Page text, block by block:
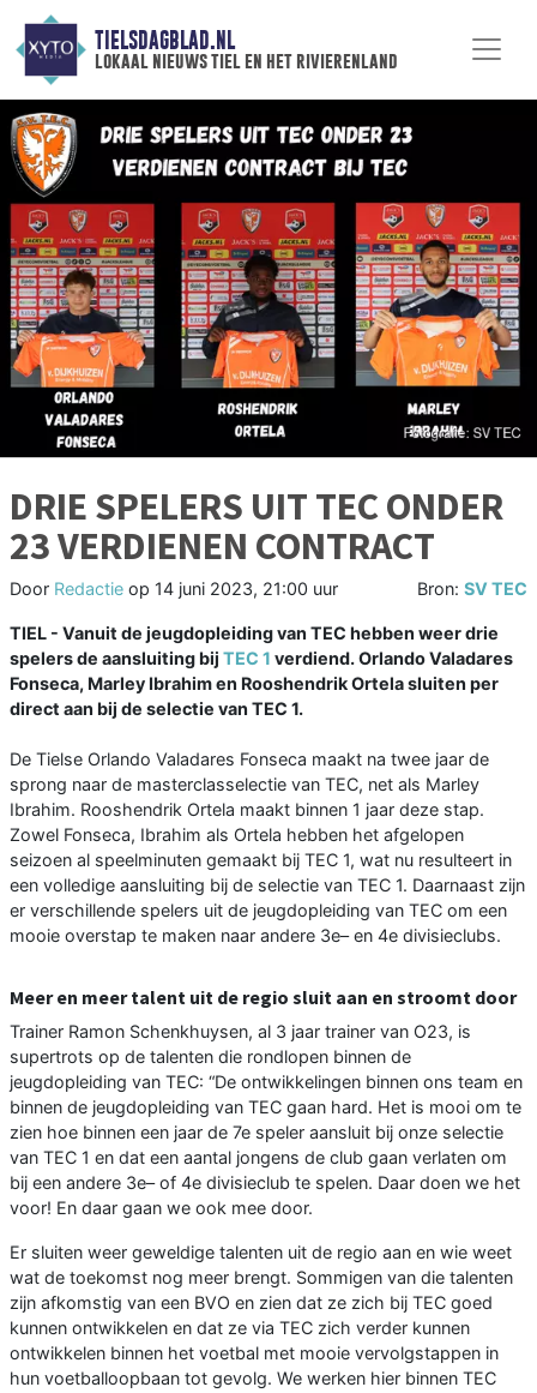
TIELSDAGBLAD.NL
lokaal nieuws tiel en het rivierenland
DRIE SPELERS UIT TEC ONDER
23 VERDIENEN CONTRACT
Door Redactie op 14 juni 2023, 21:00 uur Bron: SV TEC
TIEL - Vanuit de jeugdopleiding van TEC hebben weer drie
spelers de aansluiting bij TEC 1 verdiend. Orlando Valadares
Fonseca, Marley Ibrahim en Rooshendrik Ortela sluiten per
direct aan bij de selectie van TEC 1.
De Tielse Orlando Valadares Fonseca maakt na twee jaar de
sprong naar de masterclasselectie van TEC, net als Marley
Ibrahim. Rooshendrik Ortela maakt binnen 1 jaar deze stap.
Zowel Fonseca, Ibrahim als Ortela hebben het afgelopen
seizoen al speelminuten gemaakt bij TEC 1, wat nu resulteert in
een volledige aansluiting bij de selectie van TEC 1. Daarnaast zijn
er verschillende spelers uit de jeugdopleiding van TEC om een
mooie overstap te maken naar andere 3e– en 4e divisieclubs.
Meer en meer talent uit de regio sluit aan en stroomt door
Trainer Ramon Schenkhuysen, al 3 jaar trainer van O23, is
supertrots op de talenten die rondlopen binnen de
jeugdopleiding van TEC: “De ontwikkelingen binnen ons team en
binnen de jeugdopleiding van TEC gaan hard. Het is mooi om te
zien hoe binnen een jaar de 7e speler aansluit bij onze selectie
van TEC 1 en dat een aantal jongens de club gaan verlaten om
bij een andere 3e– of 4e divisieclub te spelen. Daar doen we het
voor! En daar gaan we ook mee door.
Er sluiten weer geweldige talenten uit de regio aan en wie weet
wat de toekomst nog meer brengt. Sommigen van die talenten
zijn afkomstig van een BVO en zien dat ze zich bij TEC goed
kunnen ontwikkelen en dat ze via TEC zich verder kunnen
ontwikkelen binnen het voetbal met mooie vervolgstappen in
hun voetballoopbaan tot gevolg. We werken hier binnen TEC